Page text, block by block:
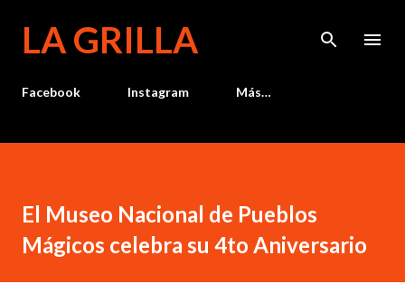
LA GRILLA
Facebook Instagram Más…
El Museo Nacional de Pueblos
Mágicos celebra su 4to Aniversario